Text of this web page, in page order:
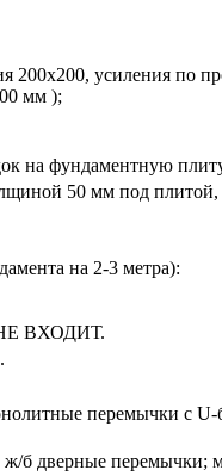
200х200, усиления по
мм );
на фундаментную
50 мм под
на 2-3 метра):
НЕ ВХОДИТ.
перемычки с
б дверные перемычки;